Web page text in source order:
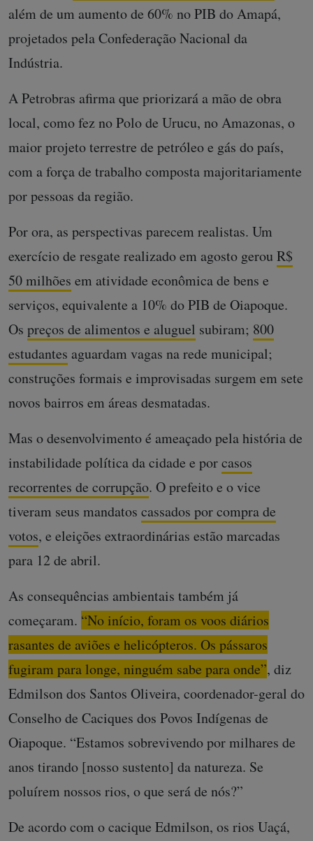
além de um aumento de 60% no PIB do Amapá,
projetados pela Confederação Nacional da
Indústria.
A Petrobras afirma que priorizará a mão de obra
local, como fez no Polo de Urucu, no Amazonas, o
maior projeto terrestre de petróleo e gás do país,
com a força de trabalho composta majoritariamente
por pessoas da região.
Por ora, as perspectivas parecem realistas. Um
exercício de resgate realizado em agosto gerou R$
50 milhões em atividade econômica de bens e
serviços, equivalente a 10% do PIB de Oiapoque.
Os preços de alimentos e aluguel subiram; 800
estudantes aguardam vagas na rede municipal;
construções formais e improvisadas surgem em sete
novos bairros em áreas desmatadas.
Mas o desenvolvimento é ameaçado pela história de
instabilidade política da cidade e porcasos
recorrentes de corrupção. O prefeito e o vice
tiveram seus mandatos cassados por compra de
votos, e eleições extraordinárias estão marcadas
para 12 de abril.
As consequências ambientais também já
começaram. “No início, foram os voos diários
rasantes de aviões e helicópteros. Os pássaros
fugiram para longe, ninguém sabe para onde”, diz
Edmilson dos Santos Oliveira, coordenador-geral do
Conselho de Caciques dos Povos Indígenas de
Oiapoque. “Estamos sobrevivendo por milhares de
anos tirando [nosso sustento] da natureza. Se
poluírem nossos rios, o que será de nós?”
De acordo com o cacique Edmilson, os rios Uaçá,